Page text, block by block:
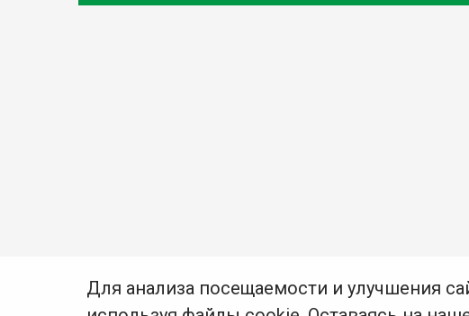
Для анализа посещаемости и улучшения